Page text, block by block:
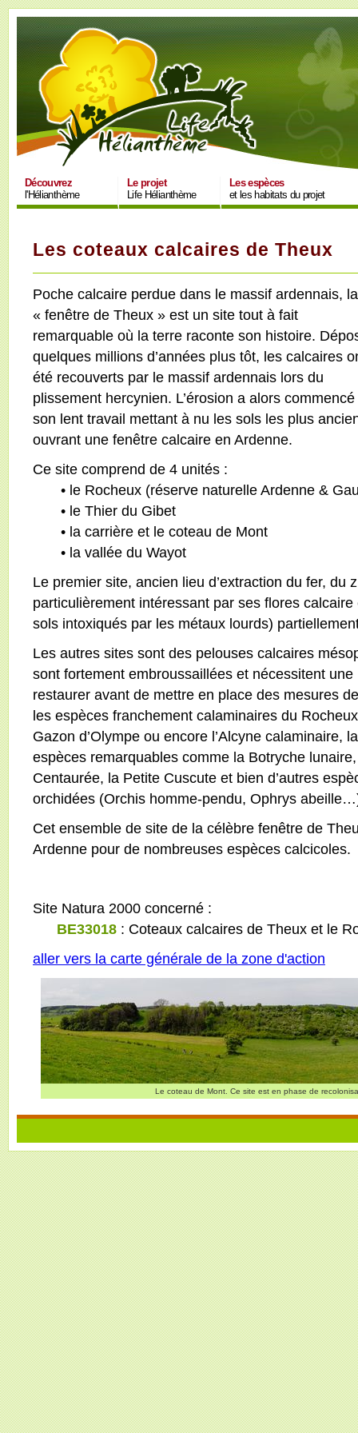
Découvrez
l'Hélianthème
Le projet
Life Hélianthème
Les espèces
et les habitats du projet
Les coteaux calcaires de Theux
Poche calcaire perdue dans le massif ardennais, la
« fenêtre de Theux » est un site tout à fait
remarquable où la terre raconte son histoire.
quelques millions d’années plus tôt, les calcaires
été recouverts par le massif ardennais lors du
plissement hercynien. L’érosion a alors commencé
son lent travail mettant à nu les sols les plus
ouvrant une fenêtre calcaire en Ardenne.
Ce site comprend de 4 unités :
• le Rocheux (réserve naturelle Ardenne &
• le Thier du Gibet
• la carrière et le coteau de Mont
• la vallée du Wayot
Le premier site, ancien lieu d’extraction du fer, du
particulièrement intéressant par ses flores
sols intoxiqués par les métaux lourds)
Les autres sites sont des pelouses calcaires
sont fortement embroussaillées et nécessitent
restaurer avant de mettre en place des mesures
les espèces franchement calaminaires du
Gazon d’Olympe ou encore l’Alcyne calaminaire,
espèces remarquables comme la Botryche
Centaurée, la Petite Cuscute et bien d’autres
orchidées (Orchis homme-pendu, Ophrys
Cet ensemble de site de la célèbre fenêtre de
Ardenne pour de nombreuses espèces calcicoles.
Site Natura 2000 concerné :
BE33018 : Coteaux calcaires de Theux et le
aller vers la carte générale de la zone d'action
Le coteau de Mont. Ce site est en phase de